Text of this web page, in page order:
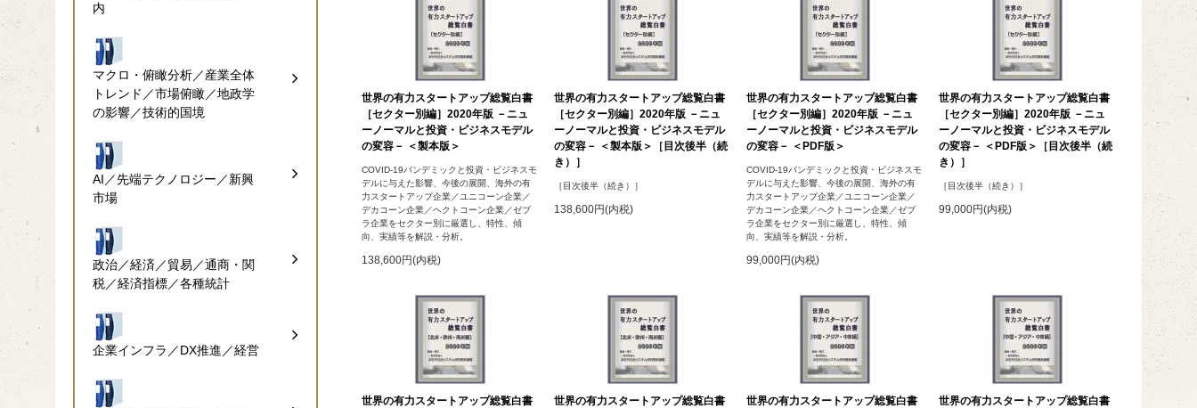
世界の有力スタートアップ総覧白書
［セクター別編］2020年版 －ニュ
ーノーマルと投資・ビジネスモデル
の変容－ ＜製本版＞
COVID-19パンデミックと投資・ビジネスモ
デルに与えた影響、今後の展開、海外の有
力スタートアップ企業／ユニコーン企業／
デカコーン企業／ヘクトコーン企業／ゼブ
ラ企業をセクター別に厳選し、特性、傾
向、実績等を解説・分析。
138,600円(内税)
世界の有力スタートアップ総覧白書
［セクター別編］2020年版 －ニュ
ーノーマルと投資・ビジネスモデル
の変容－ ＜製本版＞［目次後半（続
き）］
［目次後半（続き）］
138,600円(内税)
世界の有力スタートアップ総覧白書
［セクター別編］2020年版 －ニュ
ーノーマルと投資・ビジネスモデル
の変容－ ＜PDF版＞
COVID-19パンデミックと投資・ビジネスモ
デルに与えた影響、今後の展開、海外の有
力スタートアップ企業／ユニコーン企業／
デカコーン企業／ヘクトコーン企業／ゼブ
ラ企業をセクター別に厳選し、特性、傾
向、実績等を解説・分析。
99,000円(内税)
世界の有力スタートアップ総覧白書
［セクター別編］2020年版 －ニュ
ーノーマルと投資・ビジネスモデル
の変容－ ＜PDF版＞［目次後半（続
き）］
［目次後半（続き）］
99,000円(内税)
世界の有力スタートアップ総覧白書
世界の有力スタートアップ総覧白書
世界の有力スタートアップ総覧白書
世界の有力スタートアップ総覧白書
内
マクロ・俯瞰分析／産業全体
トレンド／市場俯瞰／地政学
の影響／技術的国境
AI／先端テクノロジー／新興
市場
政治／経済／貿易／通商・関
税／経済指標／各種統計
企業インフラ／DX推進／経営